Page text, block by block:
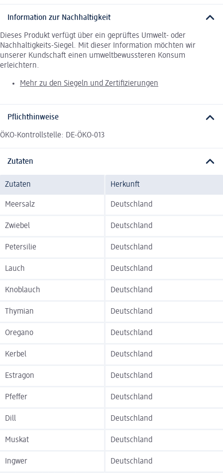
Information zur Nachhaltigkeit
Dieses Produkt verfügt über ein geprüftes Umwelt- oder
Nachhaltigkeits-Siegel. Mit dieser Information möchten wir
unserer Kundschaft einen umweltbewussteren Konsum
erleichtern.
Mehr zu den Siegeln und Zertifizierungen
Pflichthinweise
ÖKO-Kontrollstelle: DE-ÖKO-013
Zutaten
Zutaten Herkunft
Meersalz Deutschland
Zwiebel Deutschland
Petersilie Deutschland
Lauch Deutschland
Knoblauch Deutschland
Thymian Deutschland
Oregano Deutschland
Kerbel Deutschland
Estragon Deutschland
Pfeffer Deutschland
Dill Deutschland
Muskat Deutschland
Ingwer Deutschland